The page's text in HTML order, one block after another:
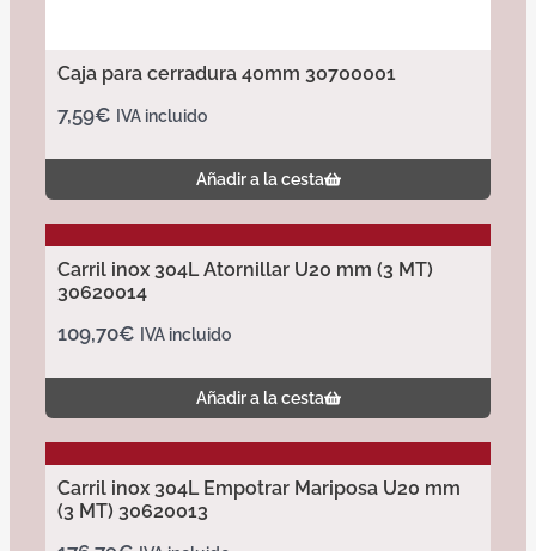
Caja para cerradura 40mm 30700001
7,59€ IVA incluido
Añadir a la cesta
Carril inox 304L Atornillar U20 mm (3 MT)
30620014
109,70€ IVA incluido
Añadir a la cesta
Carril inox 304L Empotrar Mariposa U20 mm
(3 MT) 30620013